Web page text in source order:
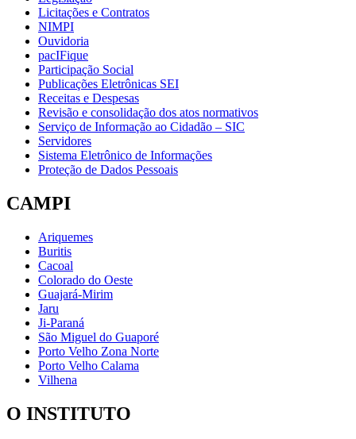
Licitações e Contratos
NIMPI
Ouvidoria
pacIFique
Participação Social
Publicações Eletrônicas SEI
Receitas e Despesas
Revisão e consolidação dos atos normativos
Serviço de Informação ao Cidadão – SIC
Servidores
Sistema Eletrônico de Informações
Proteção de Dados Pessoais
CAMPI
Ariquemes
Buritis
Cacoal
Colorado do Oeste
Guajará-Mirim
Jaru
Ji-Paraná
São Miguel do Guaporé
Porto Velho Zona Norte
Porto Velho Calama
Vilhena
O INSTITUTO